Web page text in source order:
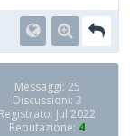
Messaggi: 25
Discussioni: 3
Registrato: Jul 2022
Reputazione: 4